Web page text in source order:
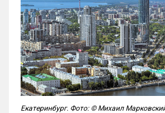
Екатеринбург. Фото: © Михаил